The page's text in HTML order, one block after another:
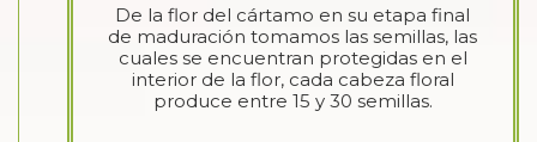
De la flor del cártamo en su etapa final
de maduración tomamos las semillas, las
cuales se encuentran protegidas en el
interior de la flor, cada cabeza floral
produce entre 15 y 30 semillas.